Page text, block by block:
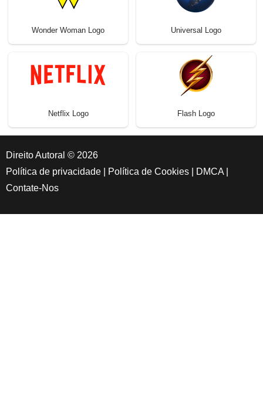
Wonder Woman Logo Universal Logo
Netflix Logo Flash Logo
Direito Autoral © 2026
Política de privacidade
Política de Cookies DMCA
Contate-Nos